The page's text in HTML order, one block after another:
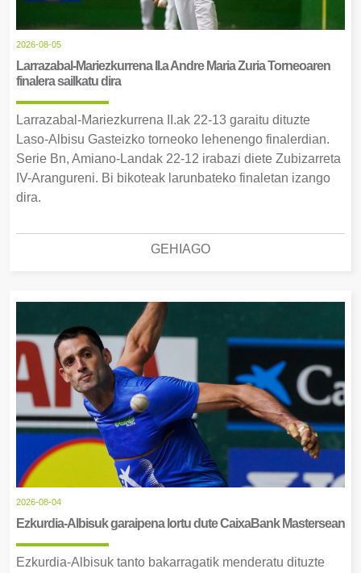
2026-08-05
Larrazabal-Mariezkurrena II.a Andre Maria Zuria Torneoaren
finalera sailkatu dira
Larrazabal-Mariezkurrena II.ak 22-13 garaitu dituzte
Laso-Albisu Gasteizko torneoko lehenengo finalerdian.
Serie Bn, Amiano-Landak 22-12 irabazi diete Zubizarreta
IV-Arangureni. Bi bikoteak larunbateko finaletan izango
dira.
GEHIAGO
2026-08-04
Ezkurdia-Albisuk garaipena lortu dute CaixaBank Mastersean
Ezkurdia-Albisuk tanto bakarragatik menderatu dituzte